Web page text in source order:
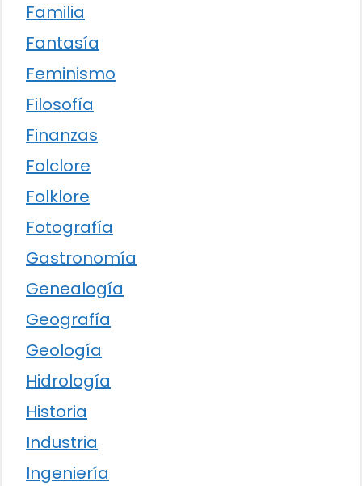
Familia
Fantasía
Feminismo
Filosofía
Finanzas
Folclore
Folklore
Fotografía
Gastronomía
Genealogía
Geografía
Geología
Hidrología
Historia
Industria
Ingeniería